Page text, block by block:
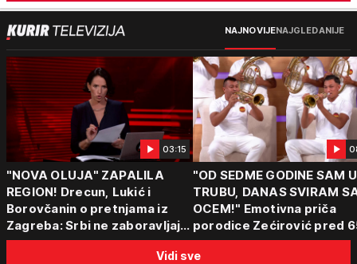
NAJNOVIJENAJGLEDANIJE
03:15
"NOVA OLUJA" ZAPALILA
REGION! Drecun, Lukić i
Borovčanin o pretnjama iz
Zagreba: Srbi ne zaboravljaju
progon
"OD SEDME GODINE SAM
TRUBU, DANAS SVIRAM
OCEM!" Emotivna priča
porodice Zećirović pred
Sabor trubača u Guči
Vidi sve